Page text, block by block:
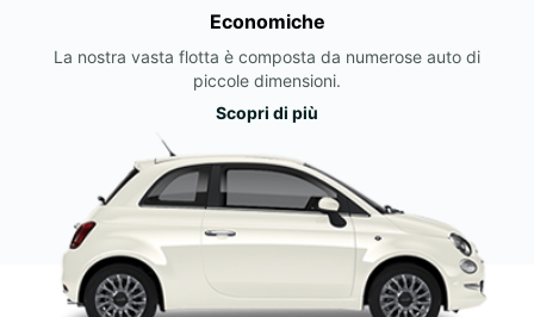
Economiche
La nostra vasta flotta è composta da numerose auto di
piccole dimensioni.
Scopri di più